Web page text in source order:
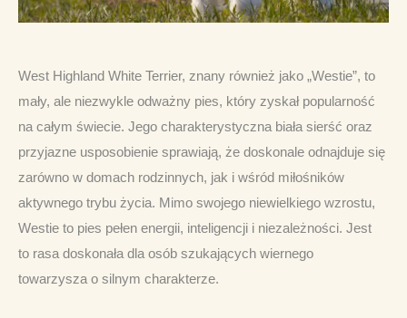
West Highland White Terrier, znany również jako „Westie”, to
mały, ale niezwykle odważny pies, który zyskał popularność
na całym świecie. Jego charakterystyczna biała sierść oraz
przyjazne usposobienie sprawiają, że doskonale odnajduje się
zarówno w domach rodzinnych, jak i wśród miłośników
aktywnego trybu życia. Mimo swojego niewielkiego wzrostu,
Westie to pies pełen energii, inteligencji i niezależności. Jest
to rasa doskonała dla osób szukających wiernego
towarzysza o silnym charakterze.